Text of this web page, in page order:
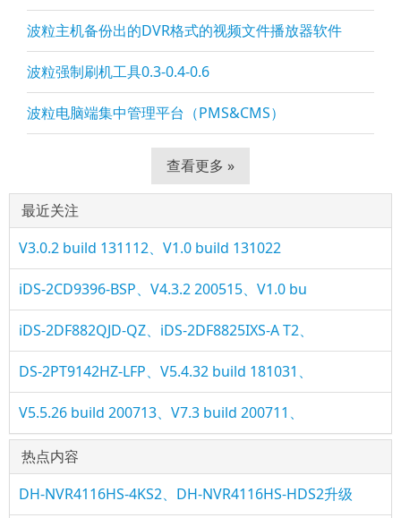
波粒主机备份出的DVR格式的视频文件播放器软件
波粒强制刷机工具0.3-0.4-0.6
波粒电脑端集中管理平台（PMS&CMS）
查看更多 »
最近关注
V3.0.2 build 131112、V1.0 build 131022
iDS-2CD9396-BSP、V4.3.2 200515、V1.0 bu
iDS-2DF882QJD-QZ、iDS-2DF8825IXS-A T2、
DS-2PT9142HZ-LFP、V5.4.32 build 181031、
V5.5.26 build 200713、V7.3 build 200711、
热点内容
DH-NVR4116HS-4KS2、DH-NVR4116HS-HDS2升级